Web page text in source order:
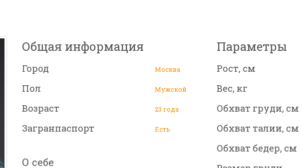
Общая информация
Город Москва
Пол Мужской
Возраст 23 года
Загранпаспорт Есть
О себе
Параметры
Рост, см
Вес, кг
Обхват груди, см
Обхват талии, см
Обхват бедер, см